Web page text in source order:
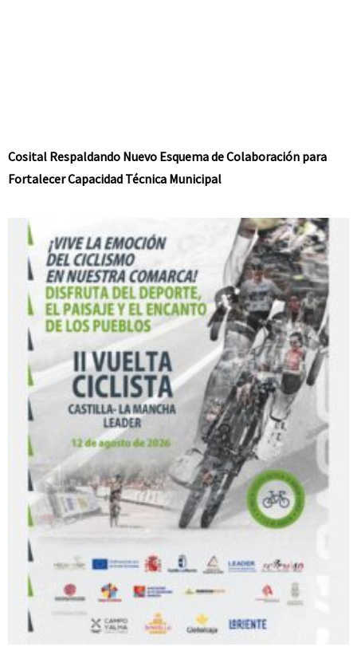
Cosital Respaldando Nuevo Esquema de Colaboración para
Fortalecer Capacidad Técnica Municipal